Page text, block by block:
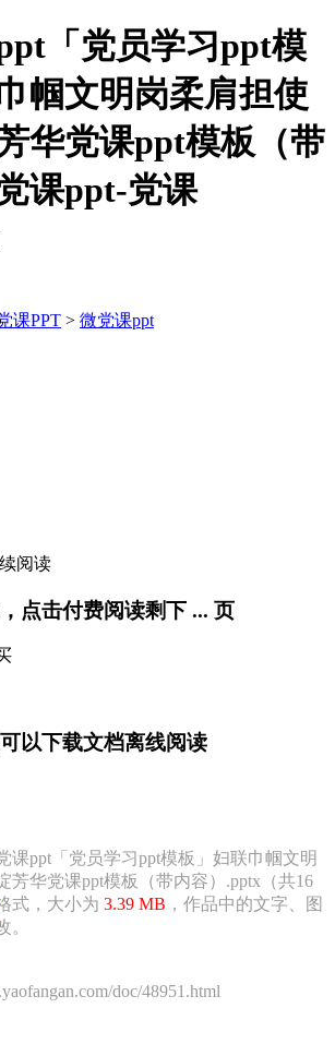
「党员学习ppt模
帼文明岗柔肩担使
华党课ppt模板（带
课ppt-党课
课PPT > 微党课ppt
阅读
点击付费阅读剩下 ... 页
以下载文档离线阅读
课ppt「党员学习ppt模板」妇联巾帼文明
芳华党课ppt模板（带内容）.pptx（共16
式，大小为 3.39 MB ，作品中的文字、图
。
doc/48951.html